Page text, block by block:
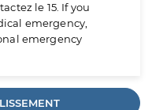
le 15. If you
emergency,
emergency